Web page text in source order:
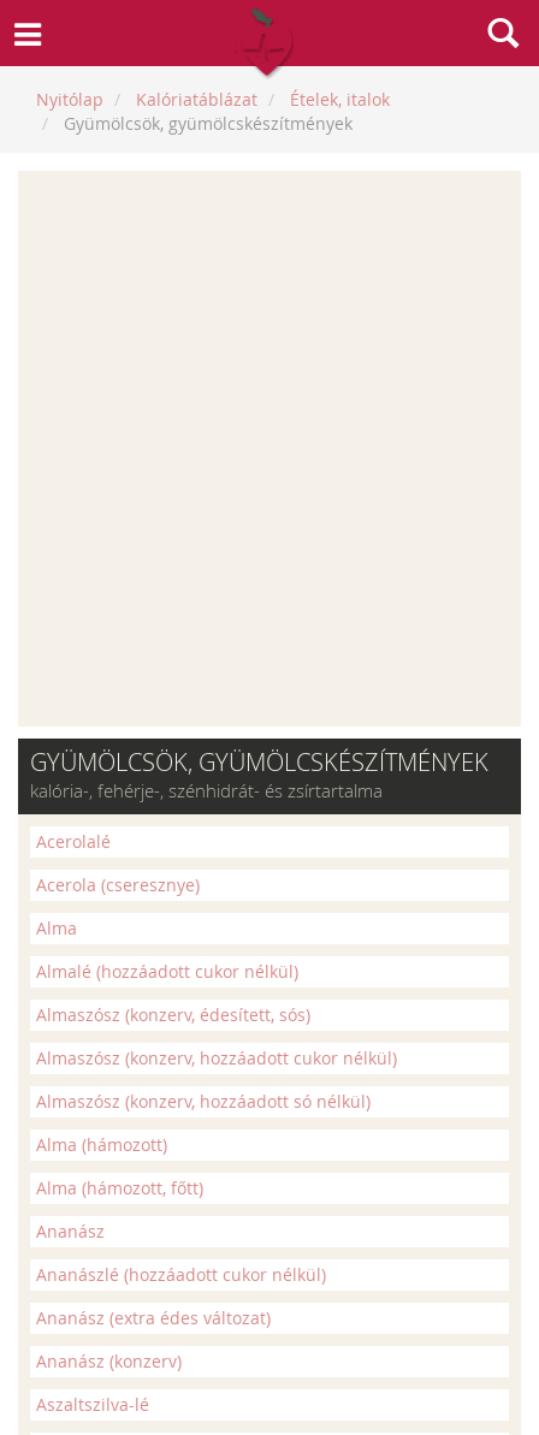
Nyitólap Kalóriatáblázat
Ételek, italok
Gyümölcsök, gyümölcskészítmények
GYÜMÖLCSÖK, GYÜMÖLCSKÉSZÍTMÉNYEK
kalória-, fehérje-, szénhidrát- és zsírtartalma
Acerolalé
Acerola (cseresznye)
Alma
Almalé (hozzáadott cukor nélkül)
Almaszósz (konzerv, édesített, sós)
Almaszósz (konzerv, hozzáadott cukor nélkül)
Almaszósz (konzerv, hozzáadott só nélkül)
Alma (hámozott)
Alma (hámozott, főtt)
Ananász
Ananászlé (hozzáadott cukor nélkül)
Ananász (extra édes változat)
Ananász (konzerv)
Aszaltszilva-lé